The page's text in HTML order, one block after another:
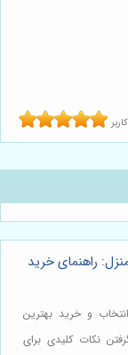
کاربر
راهنمای خرید
و خرید بهترین
نکات کلیدی برای